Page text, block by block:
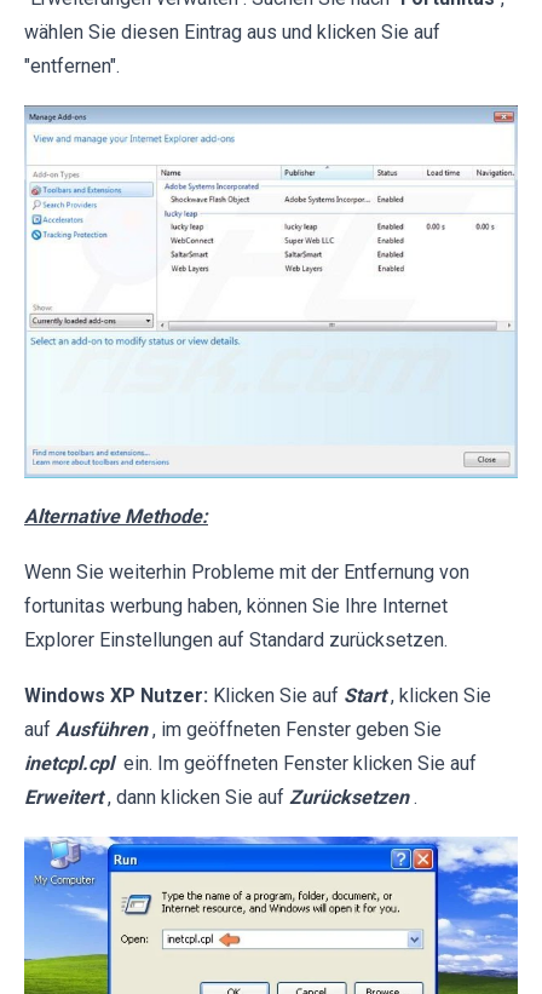
wählen Sie diesen Eintrag aus und klicken Sie auf
"entfernen".
Alternative Methode:
Wenn Sie weiterhin Probleme mit der Entfernung von
fortunitas werbung haben, können Sie Ihre Internet
Explorer Einstellungen auf Standard zurücksetzen.
Windows XP Nutzer: Klicken Sie auf Start , klicken Sie
auf Ausführen , im geöffneten Fenster geben Sie
inetcpl.cpl ein. Im geöffneten Fenster klicken Sie auf
Erweitert , dann klicken Sie auf Zurücksetzen .